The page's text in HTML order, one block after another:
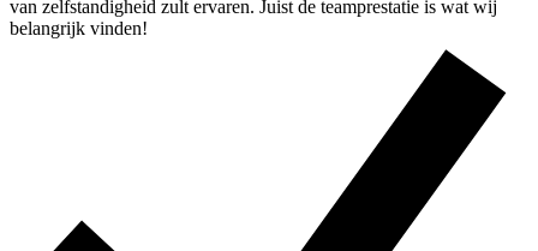
van zelfstandigheid zult ervaren. Juist de teamprestatie is wat wij
belangrijk vinden!